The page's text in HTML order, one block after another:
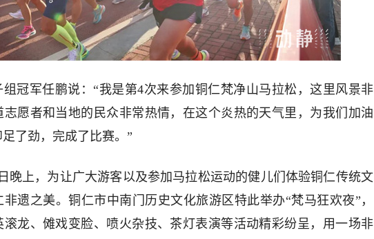
组冠军任鹏说：“我是第4次来参加铜仁梵净山马拉松，这里风景非
志愿者和当地的民众非常热情，在这个炎热的天气里，为我们加油
了劲，完成了比赛。”
晚上，为让广大游客以及参加马拉松运动的健儿们体验铜仁传统文
遗之美。铜仁市中南门历史文化旅游区特此举办“梵马狂欢夜”，
滚龙、傩戏变脸、喷火杂技、茶灯表演等活动精彩纷呈，用一场非